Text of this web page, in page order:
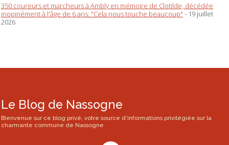
350 coureurs et marcheurs à Ambly en mémoire de Clotilde, décédée
inopinément à l'âge de 6 ans: "Cela nous touche beaucoup" - 19 juillet
2026
Le Blog de Nassogne
Bienvenue sur ce blog privé, votre source d'informations privilégiée sur la
charmante commune de Nassogne